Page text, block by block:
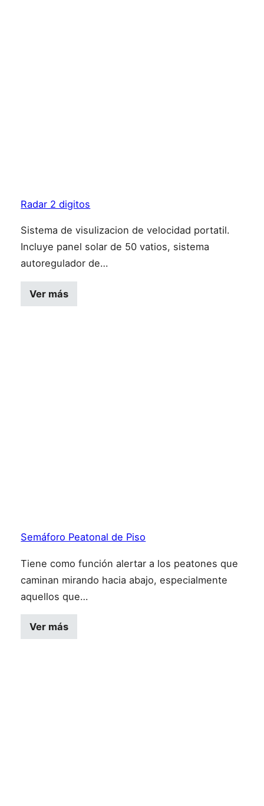
Radar 2 digitos
Sistema de visulizacion de velocidad portatil.
Incluye panel solar de 50 vatios, sistema
autoregulador de…
Ver más
Semáforo Peatonal de Piso
Tiene como función alertar a los peatones que
caminan mirando hacia abajo, especialmente
aquellos que…
Ver más